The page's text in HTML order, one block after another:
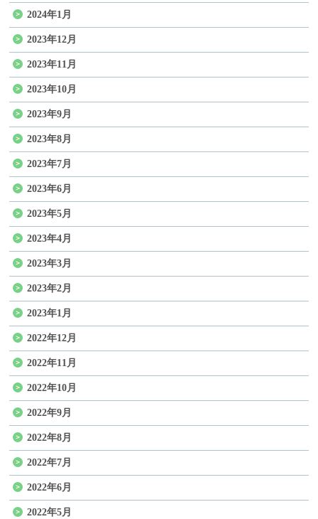
2024年1月
2023年12月
2023年11月
2023年10月
2023年9月
2023年8月
2023年7月
2023年6月
2023年5月
2023年4月
2023年3月
2023年2月
2023年1月
2022年12月
2022年11月
2022年10月
2022年9月
2022年8月
2022年7月
2022年6月
2022年5月